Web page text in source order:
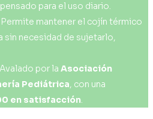
para el uso diario.
Permite mantener el cojín térmico
sin necesidad de sujetarlo,
Avalado por la Asociación
Pediátrica, con una
en satisfacción.